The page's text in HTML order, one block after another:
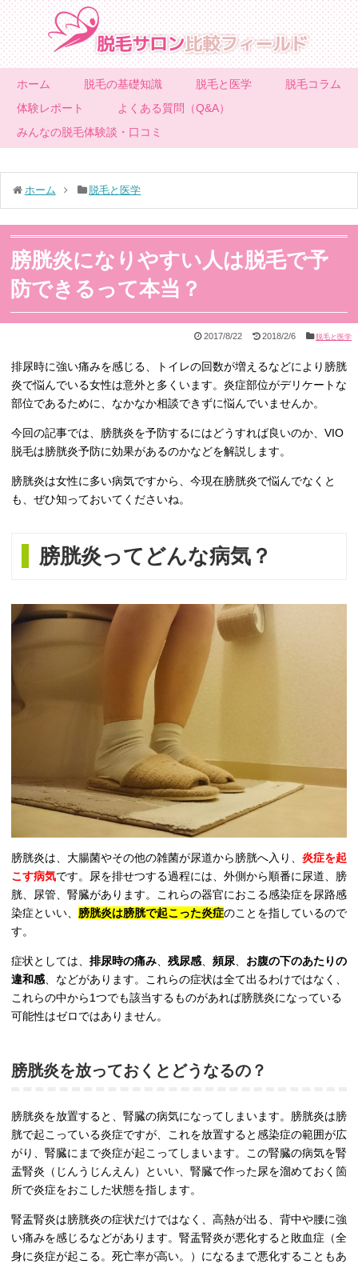
ホーム 脱毛の基礎知識 脱毛と医学
脱毛コラム
体験レポート
よくある質問（Q&A）
みんなの脱毛体験談・口コミ
ホーム 脱毛と医学
膀胱炎になりやすい人は脱毛で予
防できるって本当？
2017/8/22 2018/2/6 脱毛と医学
排尿時に強い痛みを感じる、トイレの回数が増えるなどにより膀胱
炎で悩んでいる女性は意外と多くいます。炎症部位がデリケートな
部位であるために、なかなか相談できずに悩んでいませんか。
今回の記事では、膀胱炎を予防するにはどうすれば良いのか、VIO
脱毛は膀胱炎予防に効果があるのかなどを解説します。
膀胱炎は女性に多い病気ですから、今現在膀胱炎で悩んでなくと
も、ぜひ知っておいてくださいね。
膀胱炎ってどんな病気？
膀胱炎は、大腸菌やその他の雑菌が尿道から膀胱へ入り、 炎症を起
こす病気です。尿を排せつする過程には、外側から順番に尿道、膀
胱、尿管、腎臓があります。これらの器官におこる感染症を尿路感
染症といい、 膀胱炎は膀胱で起こった炎症のことを指しているので
す。
症状としては、 排尿時の痛み、 残尿感、 頻尿、 お腹の下のあたりの
違和感、などがあります。これらの症状は全て出るわけではなく、
これらの中から1つでも該当するものがあれば膀胱炎になっている
可能性はゼロではありません。
膀胱炎を放っておくとどうなるの？
膀胱炎を放置すると、腎臓の病気になってしまいます。膀胱炎は膀
胱で起こっている炎症ですが、これを放置すると感染症の範囲が広
がり、腎臓にまで炎症が起こってしまいます。この腎臓の病気を腎
盂腎炎（じんうじんえん）といい、腎臓で作った尿を溜めておく箇
所で炎症をおこした状態を指します。
腎盂腎炎は膀胱炎の症状だけではなく、高熱が出る、背中や腰に強
い痛みを感じるなどがあります。腎盂腎炎が悪化すると敗血症（全
身に炎症が起こる。死亡率が高い。）になるまで悪化することもあ